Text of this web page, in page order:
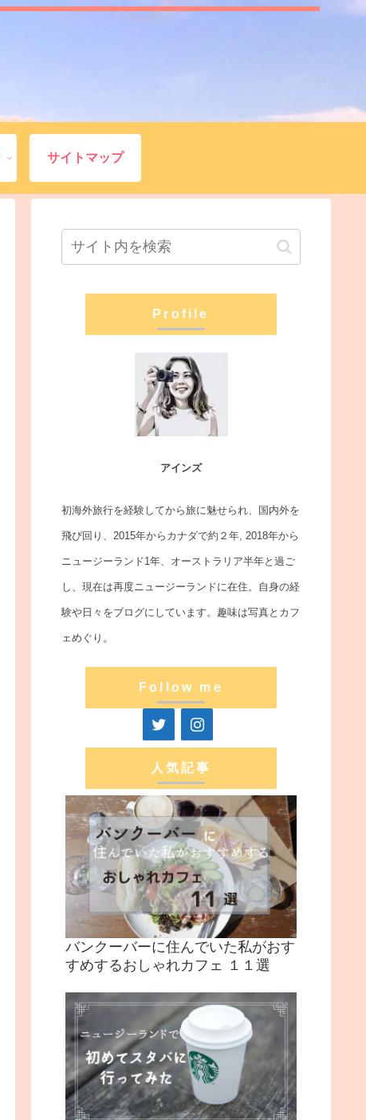
サイトマップ
Profile
アインズ
初海外旅行を経験してから旅に魅せられ、国内外を
飛び回り、2015年からカナダで約２年, 2018年から
ニュージーランド1年、オーストラリア半年と過ご
し、現在は再度ニュージーランドに在住。自身の経
験や日々をブログにしています。趣味は写真とカフ
ェめぐり。
Follow me
人気記事
バンクーバーに住んでいた私がおす
すめするおしゃれカフェ １１選